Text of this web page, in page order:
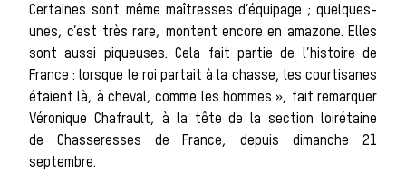
Certaines sont même maîtresses d’équipage ; quelques-
unes, c’est très rare, montent encore en amazone. Elles
sont aussi piqueuses. Cela fait partie de l’histoire de
France : lorsque le roi partait à la chasse, les courtisanes
étaient là, à cheval, comme les hommes », fait remarquer
Véronique Chafrault, à la tête de la section loirétaine
de Chasseresses de France, depuis dimanche 21
septembre.